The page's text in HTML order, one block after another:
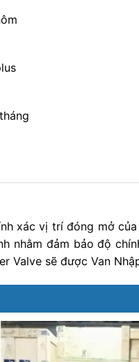
xác vị trí đóng mở
đảm bảo độ
Valve sẽ được Van